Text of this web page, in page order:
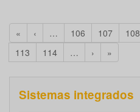
« ‹ … 106 107 108
113
114 … › »
Sistemas integrados